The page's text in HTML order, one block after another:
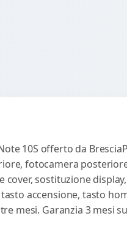
10S offerto da
fotocamera
sostituzione
accensione, tasto
mesi. Garanzia 3 mesi